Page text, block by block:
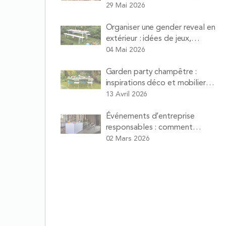
la maison sans vous ruiner ni
29 Mai 2026
Organiser une gender reveal en
extérieur : idées de jeux,
animations et matériel à louer
04 Mai 2026
Garden party champêtre :
inspirations déco et mobilier
pour un déjeuner sur l’herbe
13 Avril 2026
Événements d’entreprise
responsables : comment
organiser réunions et séminaires
02 Mars 2026